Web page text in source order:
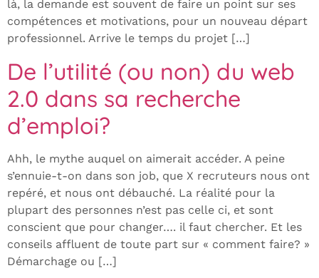
là, la demande est souvent de faire un point sur ses
compétences et motivations, pour un nouveau départ
professionnel. Arrive le temps du projet […]
De l’utilité (ou non) du web
2.0 dans sa recherche
d’emploi?
Ahh, le mythe auquel on aimerait accéder. A peine
s’ennuie-t-on dans son job, que X recruteurs nous ont
repéré, et nous ont débauché. La réalité pour la
plupart des personnes n’est pas celle ci, et sont
conscient que pour changer…. il faut chercher. Et les
conseils affluent de toute part sur « comment faire? »
Démarchage ou […]